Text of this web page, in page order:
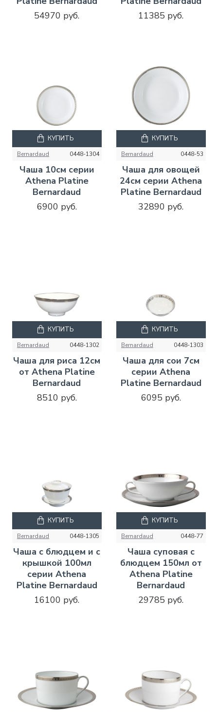
54970 руб.
11385 руб.
Bernardaud 0448-1304
Чаша 10см серии
Athena Platine
Bernardaud
6900 руб.
КУПИТЬ
Bernardaud 0448-53
Чаша для овощей
24см серии Athena
Platine Bernardaud
32890 руб.
КУПИТЬ
Bernardaud 0448-1302
Чаша для риса 12см
от Athena Platine
Bernardaud
8510 руб.
КУПИТЬ
Bernardaud 0448-1303
Чаша для сои 7см
серии Athena
Platine Bernardaud
6095 руб.
КУПИТЬ
Bernardaud 0448-1305
Чаша с блюдцем и с
крышкой 100мл
серии Athena
Platine Bernardaud
16100 руб.
КУПИТЬ
Bernardaud 0448-77
Чаша суповая с
блюдцем 150мл от
Athena Platine
Bernardaud
29785 руб.
КУПИТЬ